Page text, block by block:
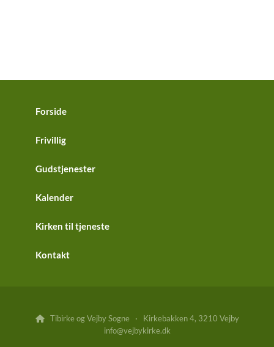
Forside
Frivillig
Gudstjenester
Kalender
Kirken til tjeneste
Kontakt
Tibirke og Vejby Sogne · Kirkebakken 4, 3210 Vejby
info@vejbykirke.dk